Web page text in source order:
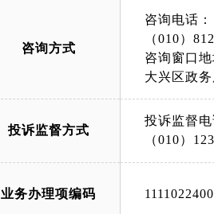
咨询方式
咨询电话：
（010）
咨询窗口
大兴区政
投诉监督方式
投诉监督
（010）
业务办理项编码